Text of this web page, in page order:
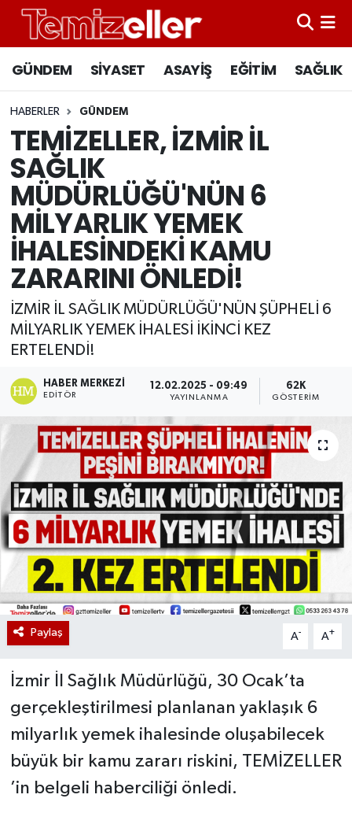
GÜNDEM SİYASET ASAYİŞ EĞİTİM SAĞLIK
HABERLER GÜNDEM
TEMİZELLER, İZMİR İL
SAĞLIK
MÜDÜRLÜĞÜ'NÜN 6
MİLYARLIK YEMEK
İHALESİNDEKİ KAMU
ZARARINI ÖNLEDİ!
İZMİR İL SAĞLIK MÜDÜRLÜĞÜ'NÜN ŞÜPHELİ 6
MİLYARLIK YEMEK İHALESİ İKİNCİ KEZ
ERTELENDİ!
HABER MERKEZI
EDITÖR
12.02.2025 - 09:49
YAYINLANMA
62K
GÖSTERIM
Paylaş A- A+
İzmir İl Sağlık Müdürlüğü, 30 Ocak’ta
gerçekleştirilmesi planlanan yaklaşık 6
milyarlık yemek ihalesinde oluşabilecek
büyük bir kamu zararı riskini, TEMİZELLER
’in belgeli haberciliği önledi.
CANLI YAYIN
ASAYİŞ
EĞİTİM
SAĞLIK
SİYASET
Hava Durumu
Süper Lig Puan Durumu ve Fikstür
Tüm Manşetler
Son Dakika Haberleri
Haber Arşivi